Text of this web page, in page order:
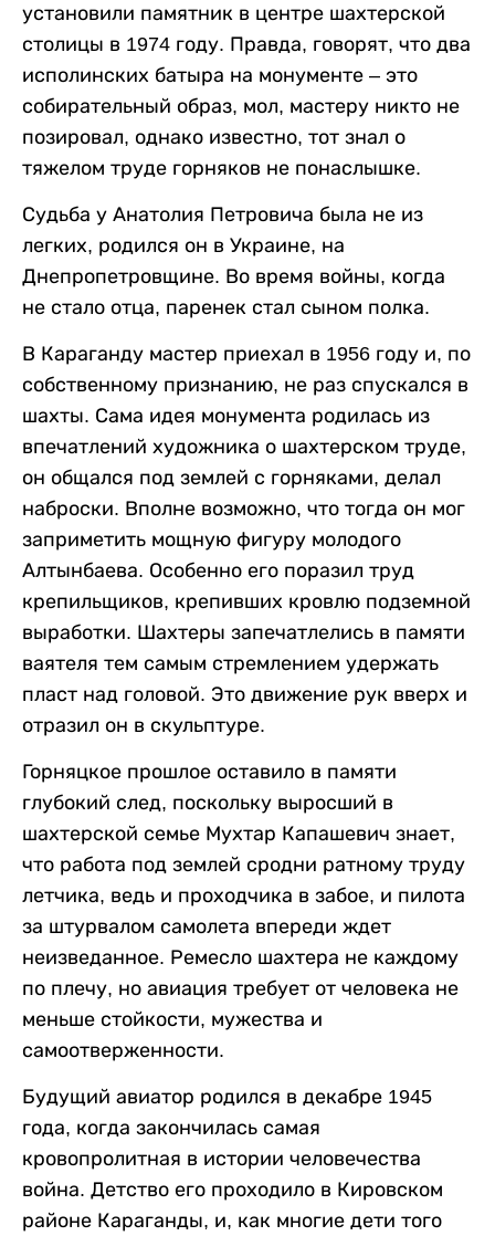
установили памятник в центре шахтерской
столицы в 1974 году. Правда, говорят, что два
исполинских батыра на монументе – это
собирательный образ, мол, мастеру никто не
позировал, однако известно, тот знал о
тяжелом труде горняков не понаслышке.
Судьба у Анатолия Петровича была не из
легких, родился он в Украине, на
Днепропетровщине. Во время войны, когда
не стало отца, паренек стал сыном полка.
В Караганду мастер приехал в 1956 году и, по
собственному признанию, не раз спускался в
шахты. Сама идея монумента родилась из
впечатлений художника о шахтерском труде,
он общался под землей с горняками, делал
наброски. Вполне возможно, что тогда он мог
заприметить мощную фигуру молодого
Алтынбаева. Особенно его поразил труд
крепильщиков, крепивших кровлю подземной
выработки. Шахтеры запечатлелись в памяти
ваятеля тем самым стремлением удержать
пласт над головой. Это движение рук вверх и
отразил он в скульптуре.
Горняцкое прошлое оставило в памяти
глубокий след, поскольку выросший в
шахтерской семье Мухтар Капашевич знает,
что работа под землей сродни ратному труду
летчика, ведь и проходчика в забое, и пилота
за штурвалом самолета впереди ждет
неизведанное. Ремесло шахтера не каждому
по плечу, но авиация требует от человека не
меньше стойкости, мужества и
самоотверженности.
Будущий авиатор родился в декабре 1945
года, когда закончилась самая
кровопролитная в истории человечества
война. Детство его проходило в Кировском
районе Караганды, и, как многие дети того